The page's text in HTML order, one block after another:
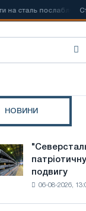
на сталь послаблять
НОВИНИ
подвигу
06-08-2026,